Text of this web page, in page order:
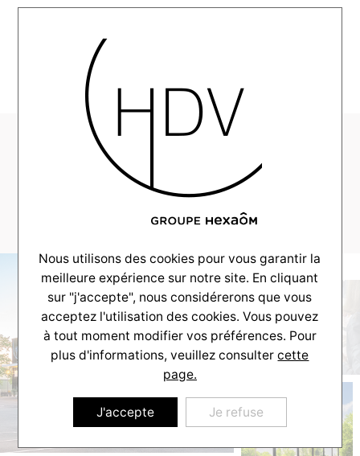
Alpha-Realisation-
Andernos-2025–
_0031_DSC_9690
Nous utilisons des cookies pour vous garantir la
meilleure expérience sur notre site. En cliquant
sur "j'accepte", nous considérerons que vous
acceptez l'utilisation des cookies. Vous pouvez
à tout moment modifier vos préférences. Pour
plus d'informations, veuillez consultercette
page.
J'accepte Je refuse